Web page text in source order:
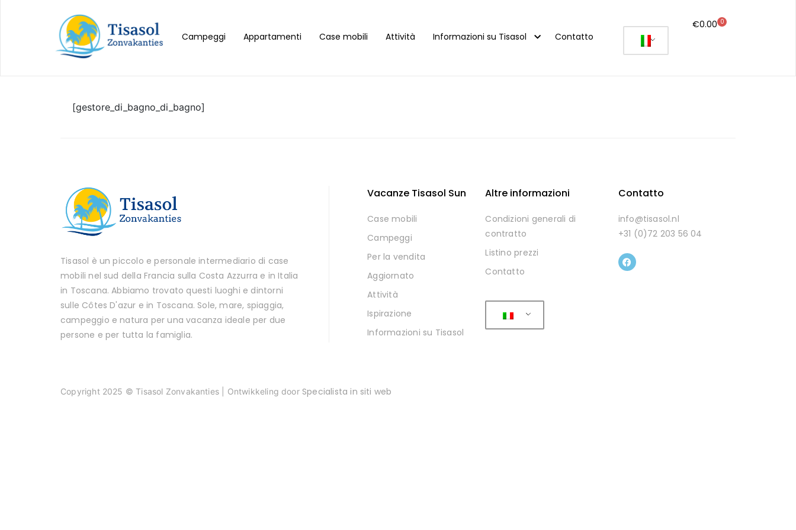
Campeggi Appartamenti Case mobili Attività Informazioni su Tisasol Contatto
€0.00 0
[gestore_di_bagno_di_bagno]
Tisasol è un piccolo e personale intermediario di case
mobili nel sud della Francia sulla Costa Azzurra e in Italia
in Toscana. Abbiamo trovato questi luoghi e dintorni
sulle Côtes D'azur e in Toscana. Sole, mare, spiaggia,
campeggio e natura per una vacanza ideale per due
persone e per tutta la famiglia.
Vacanze Tisasol Sun
Case mobili
Campeggi
Per la vendita
Aggiornato
Attività
Ispirazione
Informazioni su Tisasol
Altre informazioni
Condizioni generali di
contratto
Listino prezzi
Contatto
Contatto
info@tisasol.nl
+31 (0)72 203 56 04
Copyright 2025 © Tisasol Zonvakanties | Ontwikkeling door Specialista in siti web